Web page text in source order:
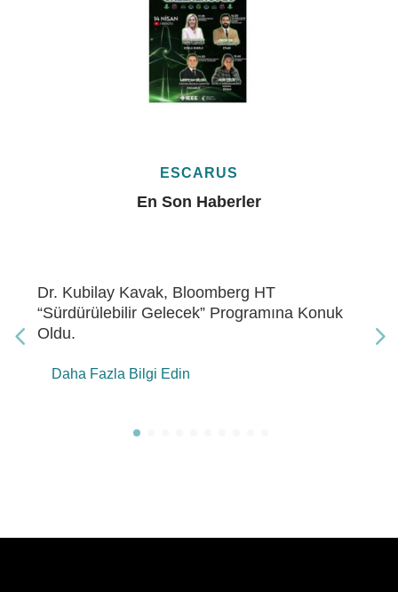
ESCARUS
En Son Haberler
Dr. Kubilay Kavak, Bloomberg HT “Gelecek
Enerji” Programına Konuk Oldu